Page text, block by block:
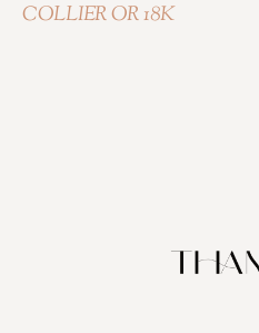
COLLIER OR 18K